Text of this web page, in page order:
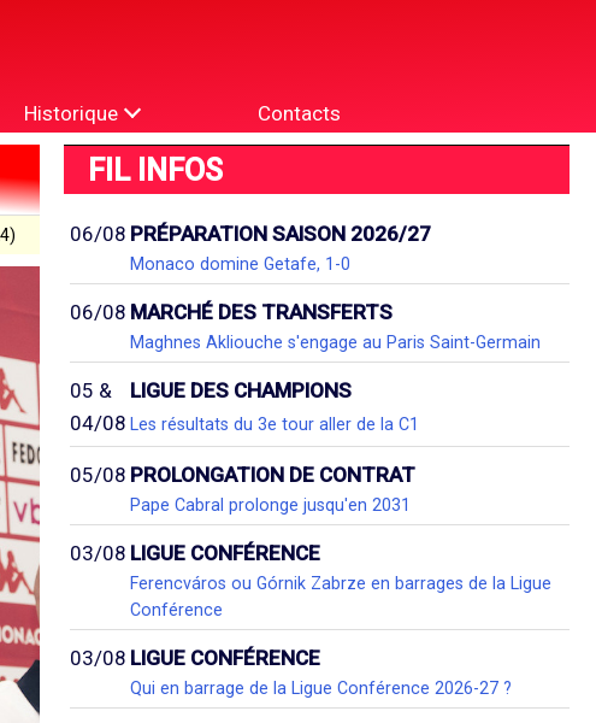
Historique Contacts
FIL INFOS
06/08 PRÉPARATION SAISON 2026/27
Monaco domine Getafe, 1-0
06/08 MARCHÉ DES TRANSFERTS
Maghnes Akliouche s'engage au Paris Saint-Germain
05 &
04/08
LIGUE DES CHAMPIONS
Les résultats du 3e tour aller de la C1
05/08 PROLONGATION DE CONTRAT
Pape Cabral prolonge jusqu'en 2031
03/08 LIGUE CONFÉRENCE
Ferencváros ou Górnik Zabrze en barrages de la Ligue
Conférence
03/08 LIGUE CONFÉRENCE
Qui en barrage de la Ligue Conférence 2026-27 ?